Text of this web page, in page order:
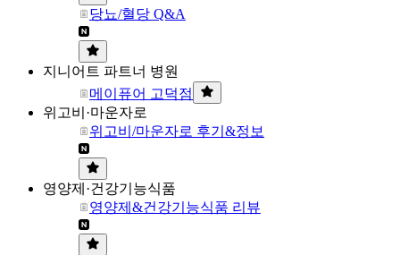
당뇨/혈당 Q&A
지니어트 파트너 병원
메이퓨어 고덕점
위고비·마운자로
위고비/마운자로 후기&정보
영양제·건강기능식품
영양제&건강기능식품 리뷰